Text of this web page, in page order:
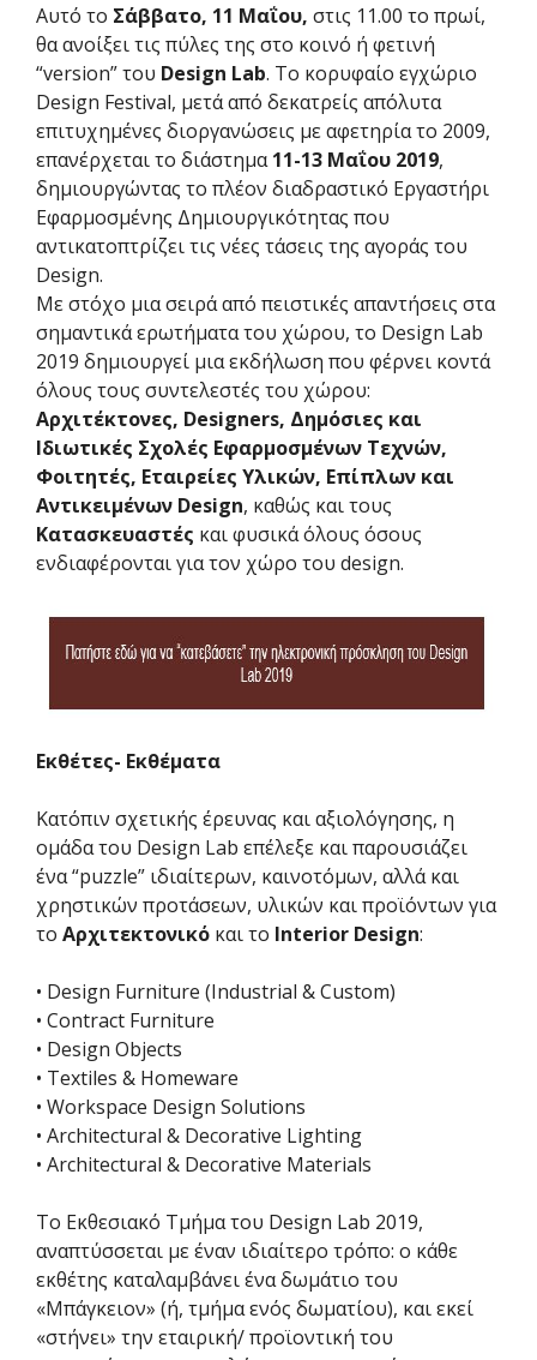
Αυτό το Σάββατο, 11 Μαΐου, στις 11.00 το πρωί,
θα ανοίξει τις πύλες της στο κοινό ή φετινή
“version” του Design Lab. Το κορυφαίο εγχώριο
Design Festival, μετά από δεκατρείς απόλυτα
επιτυχημένες διοργανώσεις με αφετηρία το 2009,
επανέρχεται το διάστημα11-13 Μαΐου 2019,
δημιουργώντας το πλέον διαδραστικό Εργαστήρι
Εφαρμοσμένης Δημιουργικότητας που
αντικατοπτρίζει τις νέες τάσεις της αγοράς του
Design.
Με στόχο μια σειρά από πειστικές απαντήσεις στα
σημαντικά ερωτήματα του χώρου, το Design Lab
2019 δημιουργεί μια εκδήλωση που φέρνει κοντά
όλους τους συντελεστές του χώρου:
Αρχιτέκτονες, Designers, Δημόσιες και
Ιδιωτικές Σχολές Εφαρμοσμένων Τεχνών,
Φοιτητές, Εταιρείες Υλικών, Επίπλων και
Αντικειμένων Design, καθώς και τους
Κατασκευαστές και φυσικά όλους όσους
ενδιαφέρονται για τον χώρο του design.
Εκθέτες- Εκθέματα
Κατόπιν σχετικής έρευνας και αξιολόγησης, η
ομάδα του Design Lab επέλεξε και παρουσιάζει
ένα “puzzle” ιδιαίτερων, καινοτόμων, αλλά και
χρηστικών προτάσεων, υλικών και προϊόντων για
το Αρχιτεκτονικό και το Interior Design:
• Design Furniture (Industrial & Custom)
• Contract Furniture
• Design Objects
• Textiles & Homeware
• Workspace Design Solutions
• Architectural & Decorative Lighting
• Architectural & Decorative Materials
Το Εκθεσιακό Τμήμα του Design Lab 2019,
αναπτύσσεται με έναν ιδιαίτερο τρόπο: ο κάθε
εκθέτης καταλαμβάνει ένα δωμάτιο του
«Μπάγκειον» (ή, τμήμα ενός δωματίου), και εκεί
«στήνει» την εταιρική/ προϊοντική του